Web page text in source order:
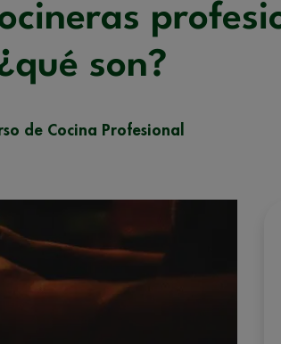
son?
de Cocina Profesional